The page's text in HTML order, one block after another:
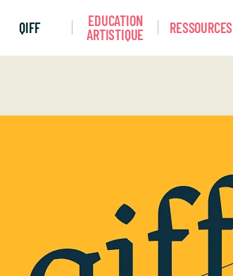
QIFF
EDUCATION
ARTISTIQUE
RESSOURCES